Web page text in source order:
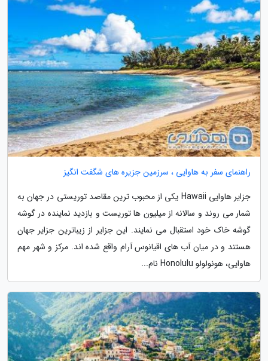
راهنمای سفر به هاوایی ، سرزمین جزیره های شگفت انگیز
جزایر هاوایی Hawaii یکی از محبوب ترین مقاصد توریستی در جهان به
شمار می روند و سالانه از میلیون ها توریست و بازدید نماینده در گوشه
گوشه خاک خود استقبال می نمایند. این جزایر از زیباترین جزایر جهان
هستند و در میان آب های اقیانوس آرام واقع شده اند. مرکز و شهر مهم
هاوایی، هونولولو Honolulu نام...